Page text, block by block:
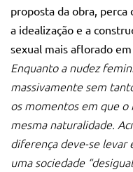
proposta da obra,
a idealização e a
sexual mais aflorado em
Enquanto a nudez
massivamente sem
os momentos em que o
mesma naturalidade.
diferença deve-se levar
uma sociedade